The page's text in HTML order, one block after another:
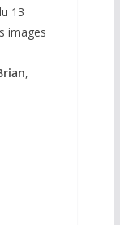
13
images
,